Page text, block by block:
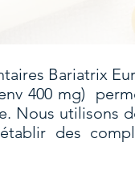
Bariatrix
400 mg)
Nous utilisons
des